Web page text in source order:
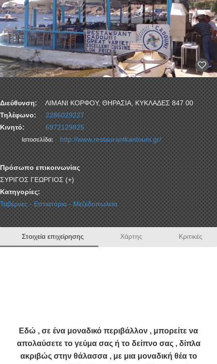
Διεύθυνση:
ΛΙΜΑΝΙ ΚΟΡΦΟΥ, ΘΗΡΑΣΙΑ, ΚΥΚΛΑΔΕΣ 847 00
Τηλέφωνο:
2286029227
Κινητό:
6972129825
Ιστοσελίδα: http://www.restaurantkantouni.gr/
Πρόσωπο επικοινωνίας
ΣΥΡΙΓΟΣ ΓΕΩΡΓΙΟΣ (+)
Κατηγορίες:
Ταβέρνες - Εστιατόρια - Μεζεδοπωλεία
Στοιχεία επιχείρησης Χάρτης Κριτικές
Εδώ , σε ένα μοναδικό περιβάλλον , μπορείτε να
απολαύσετε το γεύμα σας ή το δείπνο σας , δίπλα
ακριβώς στην θάλασσα , με μια μοναδική θέα το